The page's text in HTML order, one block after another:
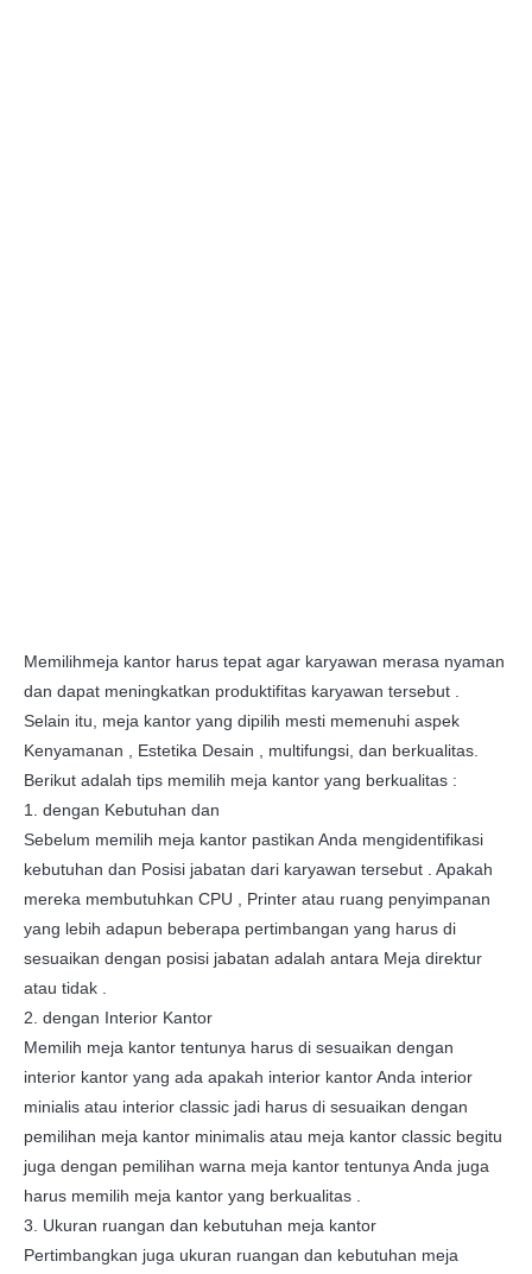
Memilihmeja kantor harus tepat agar karyawan merasa nyaman
dan dapat meningkatkan produktifitas karyawan tersebut .
Selain itu, meja kantor yang dipilih mesti memenuhi aspek
Kenyamanan , Estetika Desain , multifungsi, dan berkualitas.
Berikut adalah tips memilih meja kantor yang berkualitas :
1. dengan Kebutuhan dan
Sebelum memilih meja kantor pastikan Anda mengidentifikasi
kebutuhan dan Posisi jabatan dari karyawan tersebut . Apakah
mereka membutuhkan CPU , Printer atau ruang penyimpanan
yang lebih adapun beberapa pertimbangan yang harus di
sesuaikan dengan posisi jabatan adalah antara Meja direktur
atau tidak .
2. dengan Interior Kantor
Memilih meja kantor tentunya harus di sesuaikan dengan
interior kantor yang ada apakah interior kantor Anda interior
minialis atau interior classic jadi harus di sesuaikan dengan
pemilihan meja kantor minimalis atau meja kantor classic begitu
juga dengan pemilihan warna meja kantor tentunya Anda juga
harus memilih meja kantor yang berkualitas .
3. Ukuran ruangan dan kebutuhan meja kantor
Pertimbangkan juga ukuran ruangan dan kebutuhan meja